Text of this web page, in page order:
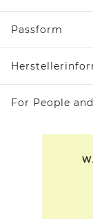
Passform
For People